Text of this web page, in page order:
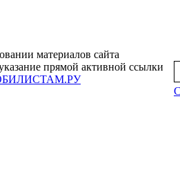
материалов сайта
прямой активной ссылки